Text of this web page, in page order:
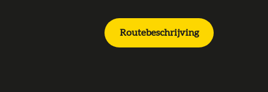
Routebeschrijving